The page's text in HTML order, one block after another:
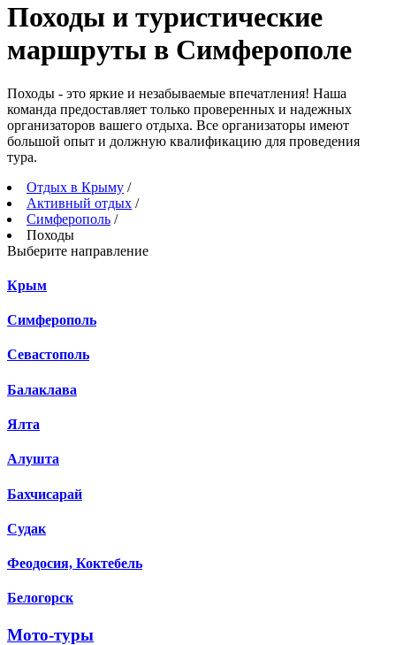
Походы и туристические
маршруты в Симферополе
Походы - это яркие и незабываемые впечатления! Наша
команда предоставляет только проверенных и надежных
организаторов вашего отдыха. Все организаторы имеют
большой опыт и должную квалификацию для проведения
тура.
Отдых в Крыму /
Активный отдых /
Симферополь /
Походы
Выберите направление
Крым
Симферополь
Севастополь
Балаклава
Ялта
Алушта
Бахчисарай
Судак
Феодосия, Коктебель
Белогорск
Мото-туры